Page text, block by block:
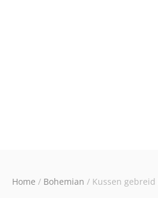
Home / Bohemian / Kussen gebreid